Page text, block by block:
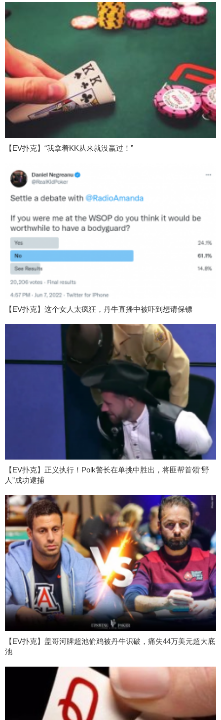
【EV扑克】“我拿着KK从来就没赢过！”
【EV扑克】这个女人太疯狂，丹牛直播中被吓到想请保镖
【EV扑克】正义执行！Polk警长在单挑中胜出，将匪帮首领“野
人”成功逮捕
【EV扑克】盖哥河牌超池偷鸡被丹牛识破，痛失44万美元超大底
池